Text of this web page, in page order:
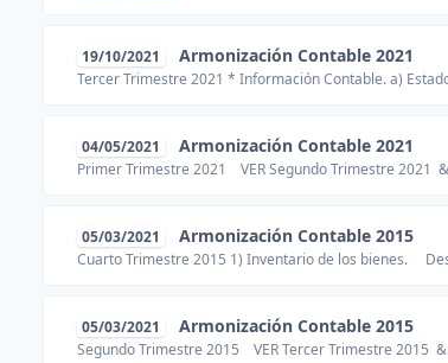
19/10/2021 Armonización Contable 2021
Tercer Trimestre 2021 * Información Contable. a)
04/05/2021 Armonización Contable 2021
Primer Trimestre 2021 VER Segundo Trimestre 2021
05/03/2021 Armonización Contable 2015
Cuarto Trimestre 2015 1) Inventario de los bienes.
05/03/2021 Armonización Contable 2015
Segundo Trimestre 2015 VER Tercer Trimestre 2015